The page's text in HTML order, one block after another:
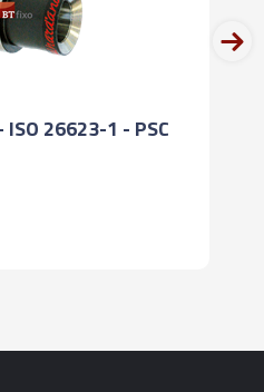
26623-1 - PSC
next